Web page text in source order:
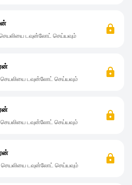
டவுன்லோட் செய்யவும்
டவுன்லோட் செய்யவும்
டவுன்லோட் செய்யவும்
டவுன்லோட் செய்யவும்